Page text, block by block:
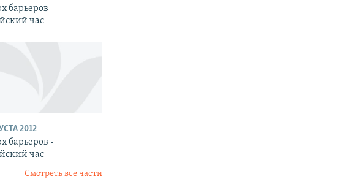
барьеров -
час
2012
барьеров -
час
Смотреть все части